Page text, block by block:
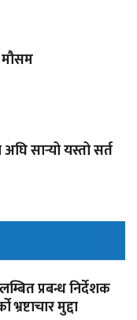
सार्‍यो यस्तो सर्त
प्रबन्ध निर्देशक
मुद्दा